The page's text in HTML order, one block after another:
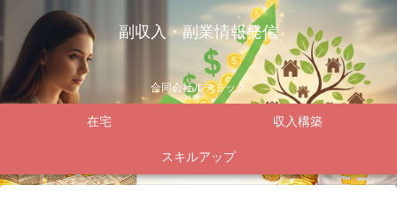
副収入・副業情報発信
合同会社ルテミック
在宅 収入構築
スキルアップ